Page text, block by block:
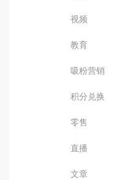
视频
教育
吸粉营销
积分兑换
零售
直播
文章